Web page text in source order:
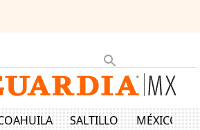
SALTILLO MÉXICO